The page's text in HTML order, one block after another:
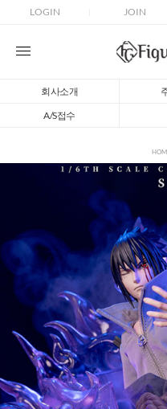
LOGIN JOIN
회사소개
A/S접수